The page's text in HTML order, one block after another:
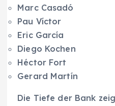
Marc Casadó
Pau Víctor
Eric García
Diego Kochen
Héctor Fort
Gerard Martín
Die Tiefe der Bank